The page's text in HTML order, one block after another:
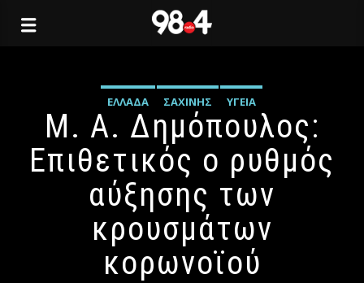
ΕΛΛΆΔΑ ΣΑΧΊΝΗΣ ΥΓΕΊΑ
Μ. Α. Δημόπουλος:
Επιθετικός ο ρυθμός
αύξησης των
κρουσμάτων
κορωνοϊού